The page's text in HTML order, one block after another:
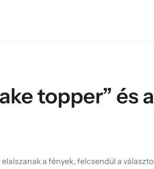
topper” és
a fények, felcsendül a